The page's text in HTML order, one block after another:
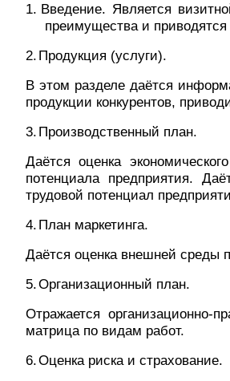
1. Введение. Является
преимущества и приводятся
2. Продукция (услуги).
В этом разделе даётся
продукции конкурентов,
3. Производственный план.
Даётся оценка
потенциала предприятия.
трудовой потенциал
4. План маркетинга.
Даётся оценка внешней среды
5.Организационный план.
Отражается организационно-
матрица по видам работ.
6.Оценка риска и страхование.